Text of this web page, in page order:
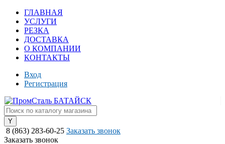
ГЛАВНАЯ
УСЛУГИ
РЕЗКА
ДОСТАВКА
О КОМПАНИИ
КОНТАКТЫ
Вход
Регистрация
8 (863) 283-60-25 Заказать звонок
Заказать звонок